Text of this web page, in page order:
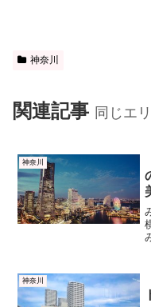
神奈川
関連記事 同じエ
神奈川
神奈川